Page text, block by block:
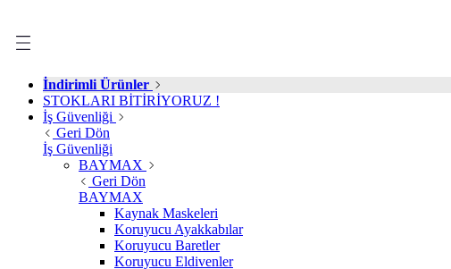
İndirimli Ürünler
STOKLARI BİTİRİYORUZ !
İş Güvenliği
Geri Dön
İş Güvenliği
BAYMAX
Geri Dön
BAYMAX
Kaynak Maskeleri
Koruyucu Ayakkabılar
Koruyucu Baretler
Koruyucu Eldivenler